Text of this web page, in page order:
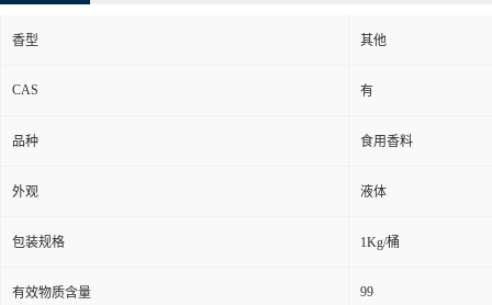
香型 其他
CAS 有
品种 食用香料
外观 液体
包装规格 1Kg/桶
有效物质含量 99